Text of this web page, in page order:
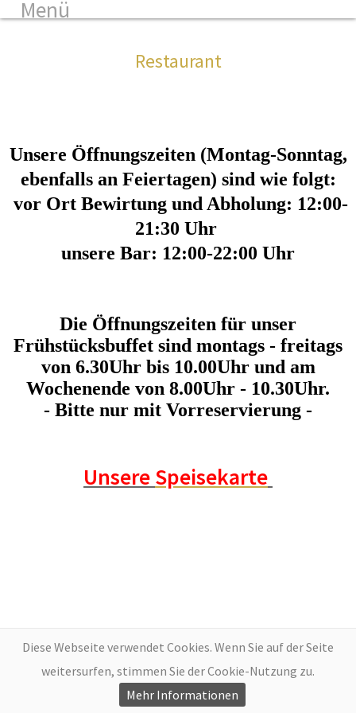
Diese Webseite verwendet Cookies. Wenn Sie auf der Seite
weitersurfen, stimmen Sie der Cookie-Nutzung zu.
Mehr Informationen
Menü
Restaurant
Unsere Öffnungszeiten (Montag-Sonntag,
ebenfalls an Feiertagen) sind wie folgt:
vor Ort Bewirtung und Abholung: 12:00-
21:30 Uhr
unsere Bar: 12:00-22:00 Uhr
Die Öffnungszeiten für unser
Frühstücksbuffet sind montags - freitags
von 6.30Uhr bis 10.00Uhr und am
Wochenende von 8.00Uhr - 10.30Uhr.
- Bitte nur mit Vorreservierung -
UnsereSpeisekarte